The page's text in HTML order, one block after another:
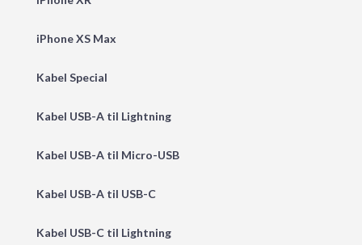
iPhone XS Max
Kabel Special
Kabel USB-A til Lightning
Kabel USB-A til Micro-USB
Kabel USB-A til USB-C
Kabel USB-C til Lightning